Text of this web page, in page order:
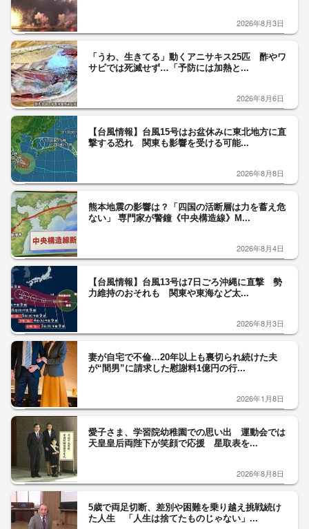
2026年8月3日
「うわ、生きてる」動くアニサキス25匹 酢やワ
サビでは死滅せず…「予防には加熱と...
2026年8月6日
【台風情報】台風15号はお盆休みに東北地方に直
撃する恐れ 関東も影響を受ける可能...
2026年8月8日
熊本地震の影響は？「四国の活断層は力を蓄え危
ない」 専門家が警鐘《中央構造線》M...
2026年8月4日
【台風情報】台風13号は7日ごろ沖縄に直撃 勢
力維持のおそれも 関東や東海など太...
2026年8月3日
妻が自宅で不倫…20年以上も裏切られ続けた夫
が“間男”に請求した慰謝料1億円の行...
2026年1月8日
愛子さま、学習院幼稚園での思い出 運動会では
天皇皇后両陛下が笑顔で応援 星取表を...
2026年8月8日
5歳で両足切断、差別や困難を乗り越え挑戦続け
た人生 「人生は捨てたものじゃない」...